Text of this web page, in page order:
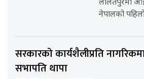
ललितपुरमा
नेपालको
सरकारको कार्यशैलीप्रति
सभापति थापा